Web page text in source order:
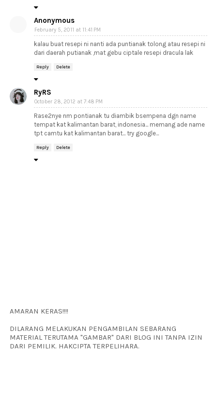
Anonymous
February 5, 2011 at 11:41 PM
kalau buat resepi ni nanti ada puntianak tolong atau resepi ni
dari daerah putianak ,mat gebu ciptale resepi dracula lak
Reply Delete
RyRS
October 28, 2012 at 7:48 PM
Rase2nye nm pontianak tu diambik bsempena dgn name
tempat kat kalimantan barat, indonesia... memang ade name
tpt camtu kat kalimantan barat... try google...
Reply Delete
AMARAN KERAS!!!!
DILARANG MELAKUKAN PENGAMBILAN SEBARANG
MATERIAL TERUTAMA "GAMBAR" DARI BLOG INI TANPA IZIN
DARI PEMILIK. HAKCIPTA TERPELIHARA.